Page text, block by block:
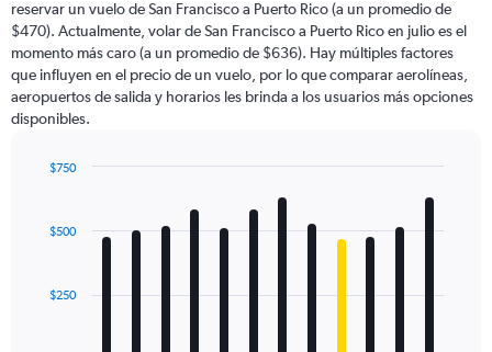
The
chart
has
1
Y
axis
values.
to
reservar un vuelo de San Francisco a Puerto Rico (a un promedio de
$470). Actualmente, volar de San Francisco a Puerto Rico en julio es el
momento más caro (a un promedio de $636). Hay múltiples factores
que influyen en el precio de un vuelo, por lo que comparar aerolíneas,
aeropuertos de salida y horarios les brinda a los usuarios más opciones
disponibles.
with
12
The
$250
$500
$750